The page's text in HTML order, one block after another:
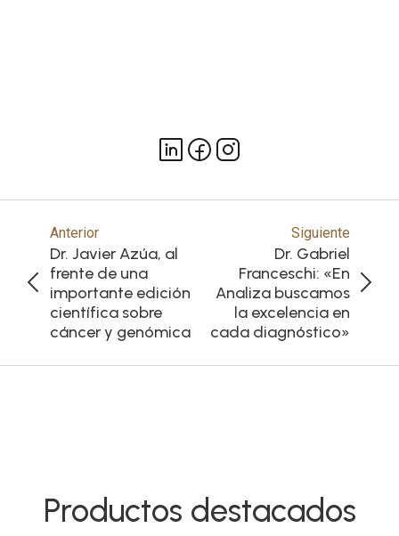
Anterior
Dr. Javier Azúa, al
frente de una
importante edición
científica sobre
cáncer y genómica
Siguiente
Dr. Gabriel
Franceschi: «En
Analiza buscamos
la excelencia en
cada diagnóstico»
Productos destacados